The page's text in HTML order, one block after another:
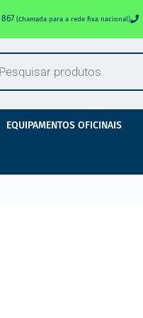
867 (Chamada para a rede fixa nacional)
EQUIPAMENTOS OFICINAIS